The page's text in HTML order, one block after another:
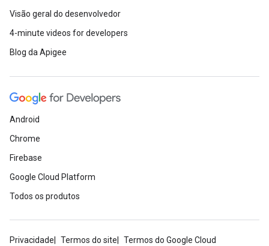
Visão geral do desenvolvedor
4-minute videos for developers
Blog da Apigee
Android
Chrome
Firebase
Google Cloud Platform
Todos os produtos
Privacidade Termos do site Termos do Google Cloud